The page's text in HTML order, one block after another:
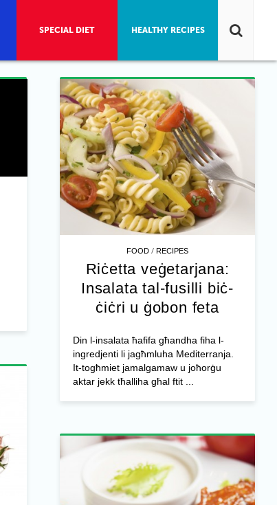
FOOD /RECIPES
Riċetta veġetarjana:
Insalata tal-fusilli biċ-
ċiċri u ġobon feta
Din l-insalata ħafifa għandha fiha l-
ingredjenti li jagħmluha Mediterranja.
It-togħmiet jamalgamaw u joħorġu
aktar jekk tħalliha għal ftit ...
SPECIAL DIET HEALTHY RECIPES